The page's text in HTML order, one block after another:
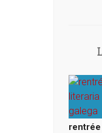
rentrée